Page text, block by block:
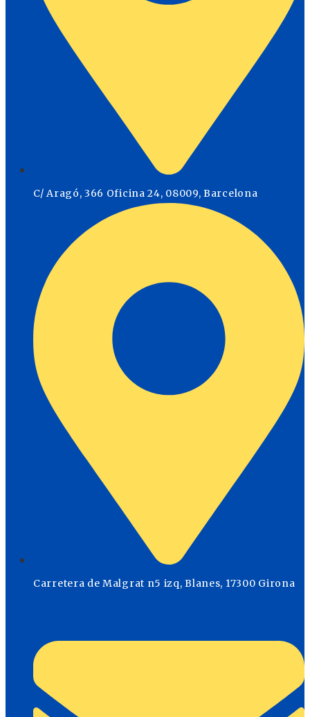
C/ Aragó, 366 Oficina 24, 08009, Barcelona
Carretera de Malgrat n5 izq, Blanes, 17300 Girona